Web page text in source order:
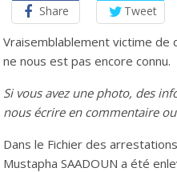
Share Tweet
Vraisemblablement victime de
ne nous est pas encore connu.
Si vous avez une photo, des
nous écrire en commentaire
Dans le Fichier des
Mustapha SAADOUN a été